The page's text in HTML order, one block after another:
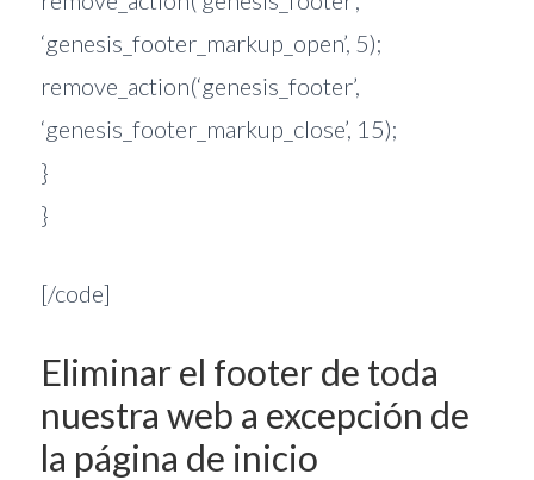
‘genesis_footer_markup_open’, 5);
remove_action(‘genesis_footer’,
‘genesis_footer_markup_close’, 15);
}
}
[/code]
Eliminar el footer de toda
nuestra web a excepción de
la página de inicio